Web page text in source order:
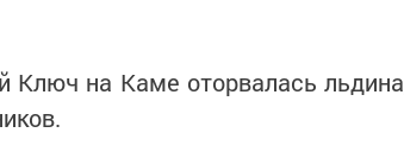
на Каме оторвалась